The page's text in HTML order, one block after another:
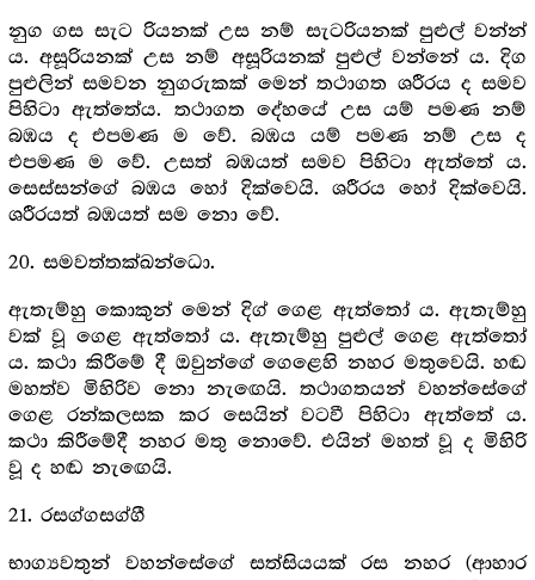
නුග ගස සැට රියනක් උස නම් සැටරියනක් පුළුල් වන්න්
ය. අසූරියනක් උස නම් අසූරියනක් පුළුල් වන්නේ ය. දිග
පුළුලින් සමවන නුගරුකක් මෙන් තථාගත ශරීරය ද සමව
පිහිටා ඇත්තේය. තථාගත දේහයේ උස යම් පමණ නම්
බඹය ද එපමණ ම වේ. බඹය යම් පමණ නම් උස ද
එපමණ ම වේ. උසත් බඹයත් සමව පිහිටා ඇත්තේ ය.
සෙස්සන්ගේ බඹය හෝ දික්වෙයි. ශරීරය හෝ දික්වෙයි.
ශරීරයත් බඹයත් සම නො වේ.
20. සමවත්තක්ඛන්ධො.
ඇතැම්හු කොකුන් මෙන් දිග් ගෙළ ඇත්තෝ ය. ඇතැම්හු
වක් වූ ගෙළ ඇත්තෝ ය. ඇතැම්හු පුළුල් ගෙළ ඇත්තෝ
ය. කථා කිරීමේ දී ඔවුන්ගේ ගෙළෙහි නහර මතුවෙයි. හඬ
මහත්ව මිහිරිව නො නැඟෙයි. තථාගතයන් වහන්සේගේ
ගෙළ රන්කලසක කර සෙයින් වටවී පිහිටා ඇත්තේ ය.
කථා කිරීමේදී නහර මතු නොවේ. එයින් මහත් වූ ද මිහිරි
වූ ද හඬ නැඟෙයි.
21. රසග්ගසග්ගී
භාග්‍යවතුන් වහන්සේගේ සත්සියයක් රස නහර (ආහාර